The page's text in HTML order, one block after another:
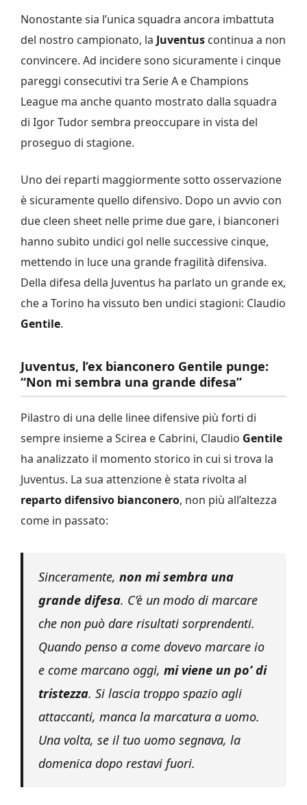
Nonostante sia l’unica squadra ancora imbattuta
del nostro campionato, la Juventus continua a non
convincere. Ad incidere sono sicuramente i cinque
pareggi consecutivi tra Serie A e Champions
League ma anche quanto mostrato dalla squadra
di Igor Tudor sembra preoccupare in vista del
proseguo di stagione.
Uno dei reparti maggiormente sotto osservazione
è sicuramente quello difensivo. Dopo un avvio con
due cleen sheet nelle prime due gare, i bianconeri
hanno subito undici gol nelle successive cinque,
mettendo in luce una grande fragilità difensiva.
Della difesa della Juventus ha parlato un grande ex,
che a Torino ha vissuto ben undici stagioni: Claudio
Gentile.
Juventus, l’ex bianconero Gentile punge:
“Non mi sembra una grande difesa”
Pilastro di una delle linee difensive più forti di
sempre insieme a Scirea e Cabrini, Claudio Gentile
ha analizzato il momento storico in cui si trova la
Juventus. La sua attenzione è stata rivolta al
reparto difensivo bianconero, non più all’altezza
come in passato:
Sinceramente, non mi sembra una
grande difesa. C’è un modo di marcare
che non può dare risultati sorprendenti.
Quando penso a come dovevo marcare io
e come marcano oggi, mi viene un po’ di
tristezza. Si lascia troppo spazio agli
attaccanti, manca la marcatura a uomo.
Una volta, se il tuo uomo segnava, la
domenica dopo restavi fuori.